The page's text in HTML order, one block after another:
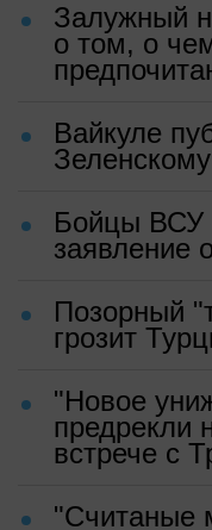
Залужный
о том, о
Вайкуле
Бойцы ВСУ
заявление
Позорный
грозит
"Новое
предрекли
встрече с
"Считаные